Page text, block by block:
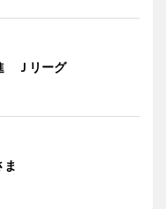
Ｊリーグ